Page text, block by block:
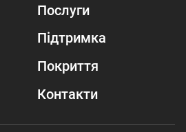
Послуги
Підтримка
Покриття
Контакти